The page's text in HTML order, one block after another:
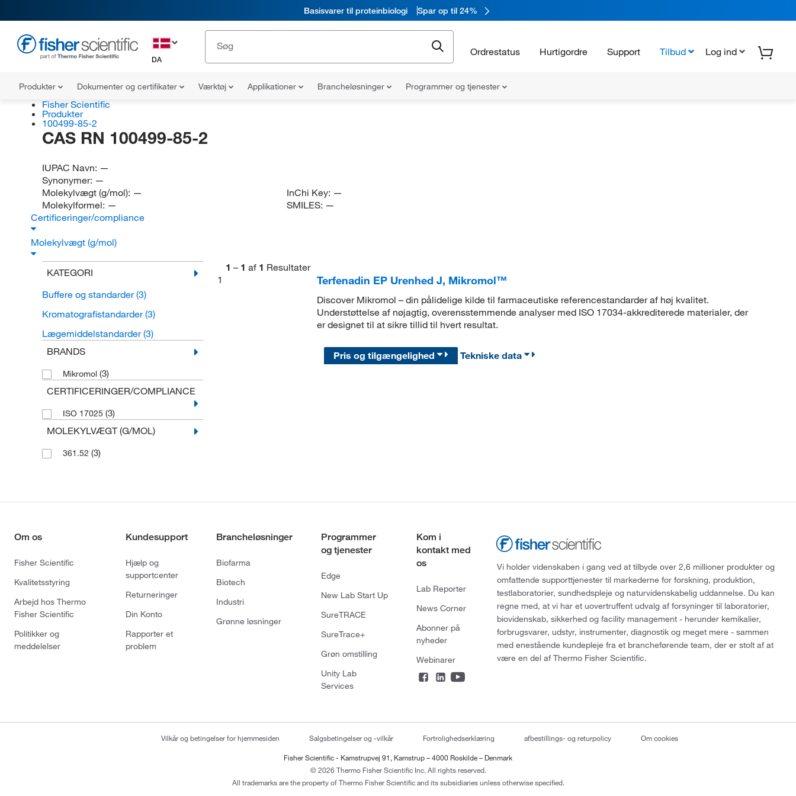
Basisvarer til proteinbiologi Spar op til 24%
DA
Ordrestatus Hurtigordre Support Tilbud Log ind
Produkter Dokumenter og certifikater Værktøj Applikationer Brancheløsninger Programmer og tjenester
Fisher Scientific
Produkter
100499-85-2
CAS RN 100499-85-2
IUPAC Navn: —
Synonymer: —
Molekylvægt (g/mol): —
Molekylformel: —
InChi Key: —
SMILES: —
Certificeringer/compliance
Molekylvægt (g/mol)
KATEGORI
Buffere og standarder(3)
Kromatografistandarder(3)
Lægemiddelstandarder(3)
BRANDS
Mikromol (3)
CERTIFICERINGER/COMPLIANCE
ISO 17025 (3)
MOLEKYLVÆGT (G/MOL)
361.52 (3)
1 – 1 af 1 Resultater
1
Terfenadin EP Urenhed J, Mikromol™
Discover Mikromol – din pålidelige kilde til farmaceutiske referencestandarder af høj kvalitet.
Understøttelse af nøjagtig, overensstemmende analyser med ISO 17034-akkrediterede materialer, der
er designet til at sikre tillid til hvert resultat.
Pris og tilgængelighed Tekniske data
Om os
Fisher Scientific
Kvalitetsstyring
Arbejd hos Thermo
Fisher Scientific
Politikker og
meddelelser
Kundesupport
Hjælp og
supportcenter
Returneringer
Din Konto
Rapporter et
problem
Brancheløsninger
Biofarma
Biotech
Industri
Grønne løsninger
Programmer
og tjenester
Edge
New Lab Start Up
SureTRACE
SureTrace+
Grøn omstilling
Unity Lab
Services
Kom i
kontakt med
os
Lab Reporter
News Corner
Abonner på
nyheder
Webinarer
Vi holder videnskaben i gang ved at tilbyde over 2,6 millioner produkter og
omfattende supporttjenester til markederne for forskning, produktion,
testlaboratorier, sundhedspleje og naturvidenskabelig uddannelse. Du kan
regne med, at vi har et uovertruffent udvalg af forsyninger til laboratorier,
biovidenskab, sikkerhed og facility management - herunder kemikalier,
forbrugsvarer, udstyr, instrumenter, diagnostik og meget mere - sammen
med enestående kundepleje fra et brancheførende team, der er stolt af at
være en del af Thermo Fisher Scientific.
Vilkår og betingelser for hjemmesiden Salgsbetingelser og -vilkår Fortrolighedserklæring afbestillings- og returpolicy Om cookies
Fisher Scientific - Kamstrupvej 91, Kamstrup – 4000 Roskilde – Denmark
© 2026 Thermo Fisher Scientific Inc. All rights reserved.
All trademarks are the property of Thermo Fisher Scientific and its subsidiaries unless otherwise specified.